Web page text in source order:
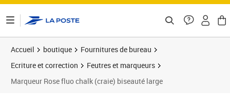
Accueil boutique
Fournitures de bureau
Ecriture et correction
Feutres et marqueurs
Marqueur Rose fluo chalk (craie) biseauté large